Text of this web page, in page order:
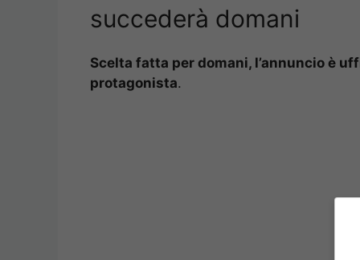
succederà domani
Scelta fatta per domani, l’annuncio è
protagonista.